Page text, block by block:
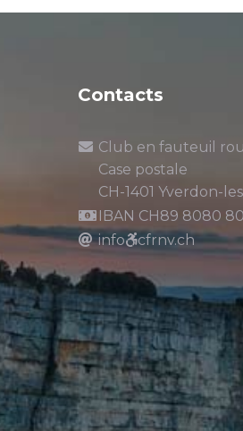
Contacts
Club en fauteuil
Case postale
CH-1401 Yverdon-
IBAN CH89 8080
info
cfrnv.ch